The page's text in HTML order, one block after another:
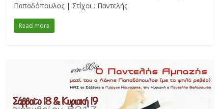
Παπαδόπουλος | Στίχοι : Παντελής
Read more